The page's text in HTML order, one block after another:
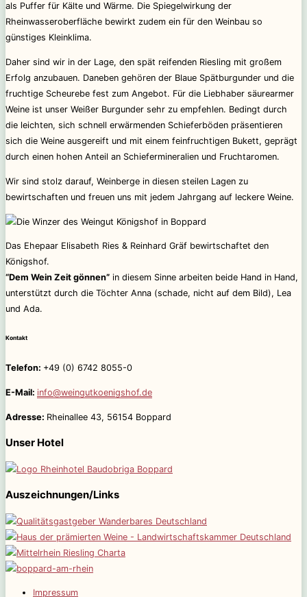
als Puffer für Kälte und Wärme. Die Spiegelwirkung der
Rheinwasseroberfläche bewirkt zudem ein für den Weinbau so
günstiges Kleinklima.
Daher sind wir in der Lage, den spät reifenden Riesling mit großem
Erfolg anzubauen. Daneben gehören der Blaue Spätburgunder und die
fruchtige Scheurebe fest zum Angebot. Für die Liebhaber säurearmer
Weine ist unser Weißer Burgunder sehr zu empfehlen. Bedingt durch
die leichten, sich schnell erwärmenden Schieferböden präsentieren
sich die Weine ausgereift und mit einem feinfruchtigen Bukett, geprägt
durch einen hohen Anteil an Schiefermineralien und Fruchtaromen.
Wir sind stolz darauf, Weinberge in diesen steilen Lagen zu
bewirtschaften und freuen uns mit jedem Jahrgang auf leckere Weine.
Das Ehepaar Elisabeth Ries & Reinhard Gräf bewirtschaftet den
Königshof.
“Dem Wein Zeit gönnen” in diesem Sinne arbeiten beide Hand in Hand,
unterstützt durch die Töchter Anna (schade, nicht auf dem Bild), Lea
und Ada.
Kontakt
Telefon: +49 (0) 6742 8055-0
E-Mail: info@weingutkoenigshof.de
Adresse: Rheinallee 43, 56154 Boppard
Unser Hotel
Auszeichnungen/Links
Impressum